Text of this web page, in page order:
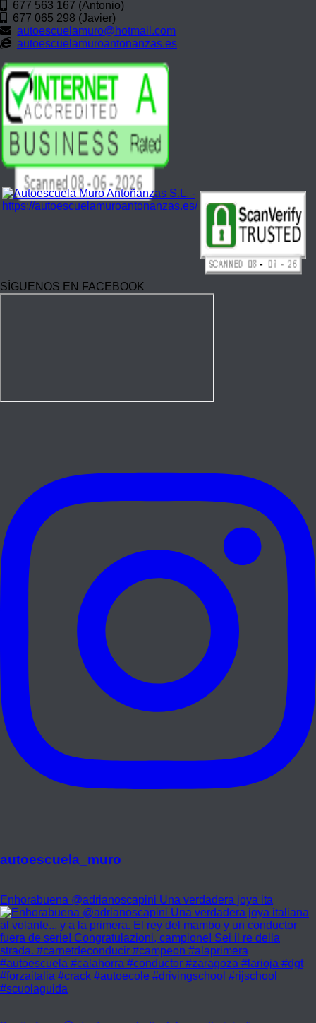
677 563 167 (Antonio)
677 065 298 (Javier)
autoescuelamuro@hotmail.com
autoescuelamuroantonanzas.es
SÍGUENOS EN FACEBOOK
autoescuela_muro
Enhorabuena @adrianoscapini Una verdadera joya ita